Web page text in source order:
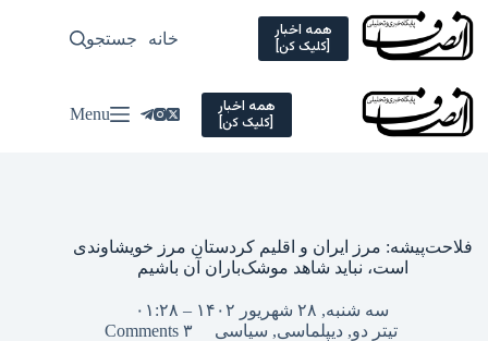
Skip
content
همه اخبار
[کلیک کن] خانه سیاسی
جستجو
همه اخبار
[کلیک کن] Menu
فلاحت‌پیشه: مرز ایران و اقلیم کردستان مرز خویشاوندی
است، نباید شاهد موشک‌باران آن باشیم
سه شنبه, ۲۸ شهریور ۱۴۰۲ – ۰۱:۲۸
تیتر دو, دیپلماسی, سیاسی ۳ Comments